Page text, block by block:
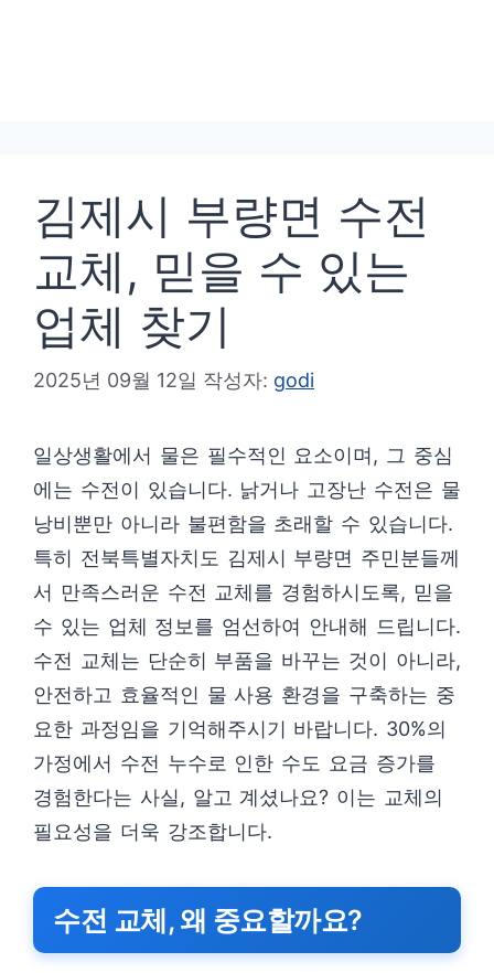
김제시 부량면 수전
교체, 믿을 수 있는
업체 찾기
2025년 09월 12일 작성자: godi
일상생활에서 물은 필수적인 요소이며, 그 중심
에는 수전이 있습니다. 낡거나 고장난 수전은 물
낭비뿐만 아니라 불편함을 초래할 수 있습니다.
특히 전북특별자치도 김제시 부량면 주민분들께
서 만족스러운 수전 교체를 경험하시도록, 믿을
수 있는 업체 정보를 엄선하여 안내해 드립니다.
수전 교체는 단순히 부품을 바꾸는 것이 아니라,
안전하고 효율적인 물 사용 환경을 구축하는 중
요한 과정임을 기억해주시기 바랍니다. 30%의
가정에서 수전 누수로 인한 수도 요금 증가를
경험한다는 사실, 알고 계셨나요? 이는 교체의
필요성을 더욱 강조합니다.
수전 교체, 왜 중요할까요?